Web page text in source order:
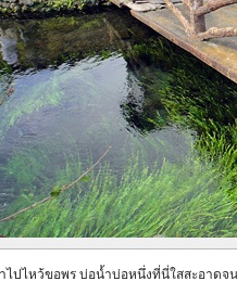
ไปไหว้ขอพร บ่อน้ำบ่อหนึ่งที่นี่ใสสะอาด